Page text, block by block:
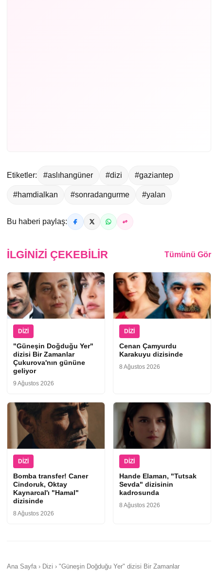
Etiketler: #aslıhangüner #dizi #gaziantep
#hamdialkan #sonradangurme #yalan
Bu haberi paylaş:
İLGINIZI ÇEKEBILIR Tümünü Gör
DIZI
"Güneşin Doğduğu Yer"
dizisi Bir Zamanlar
Çukurova'nın gününe
geliyor
9 Ağustos 2026
DIZI
Cenan Çamyurdu
Karakuyu dizisinde
8 Ağustos 2026
DIZI
Bomba transfer! Caner
Cindoruk, Oktay
Kaynarcal'ı "Hamal"
dizisinde
8 Ağustos 2026
DIZI
Hande Elaman, "Tutsak
Sevda" dizisinin
kadrosunda
8 Ağustos 2026
Ana Sayfa › Dizi › "Güneşin Doğduğu Yer" dizisi Bir Zamanlar